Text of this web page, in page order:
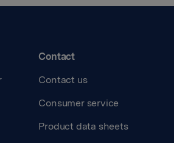
Contact
Contact us
Consumer service
Product data sheets